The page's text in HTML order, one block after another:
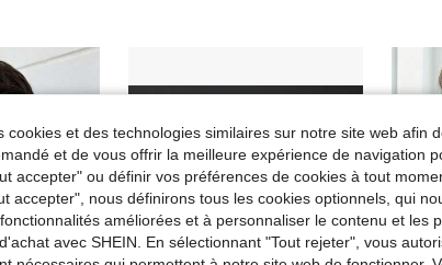
cookies et des technologies similaires sur notre site web afin
et de vous offrir la meilleure expérience de navigation
accepter" ou définir vos préférences de cookies à tout
accepter", nous définirons tous les cookies optionnels, qui
améliorées et à personnaliser le contenu et les
avec SHEIN. En sélectionnant "Tout rejeter", vous